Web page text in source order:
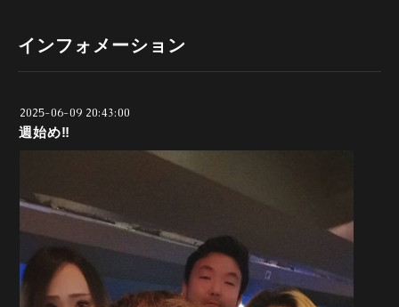
インフォメーション
2025-06-09 20:43:00
週始め‼️